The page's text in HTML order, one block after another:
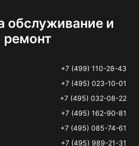
обслуживание и
ремонт
+7 (499) 110-28-43
+7 (495) 023-10-01
+7 (495) 032-08-22
+7 (495) 162-90-81
+7 (495) 085-74-61
+7 (495) 989-21-31